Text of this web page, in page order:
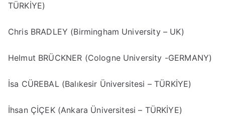
TÜRKİYE)
Chris BRADLEY (Birmingham University – UK)
Helmut BRÜCKNER (Cologne University -GERMANY)
İsa CÜREBAL (Balıkesir Üniversitesi – TÜRKİYE)
İhsan ÇİÇEK (Ankara Üniversitesi – TÜRKİYE)